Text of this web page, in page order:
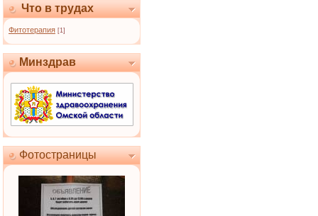
Что в трудах
Фитотерапия [1]
Минздрав
Фотостраницы